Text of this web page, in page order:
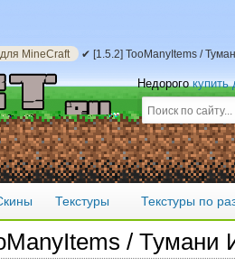
MineCraft ✔ [1.5.2] TooManyItems /
Недорогокупить
Текстуры Текстуры по
/ Тумани